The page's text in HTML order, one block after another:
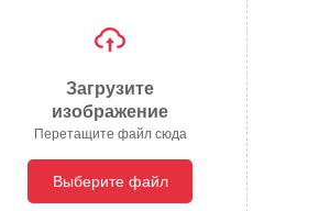
Загрузите
изображение
Перетащите файл сюда